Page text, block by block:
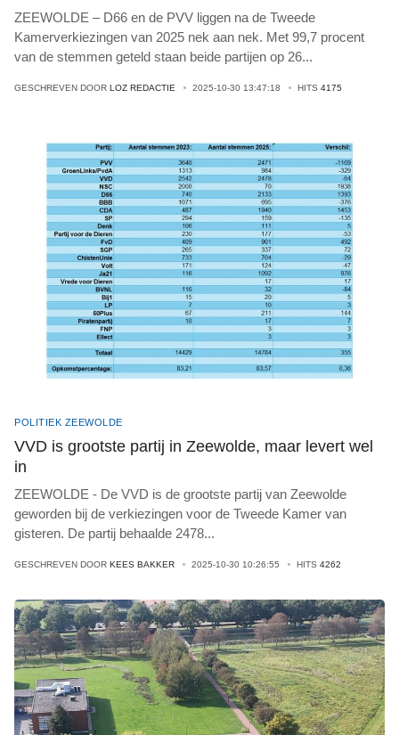
ZEEWOLDE – D66 en de PVV liggen na de Tweede
Kamerverkiezingen van 2025 nek aan nek. Met 99,7 procent
van de stemmen geteld staan beide partijen op 26...
GESCHREVEN DOOR LOZ REDACTIE 2025-10-30 13:47:18 HITS 4175
POLITIEK ZEEWOLDE
VVD is grootste partij in Zeewolde, maar levert wel
in
ZEEWOLDE - De VVD is de grootste partij van Zeewolde
geworden bij de verkiezingen voor de Tweede Kamer van
gisteren. De partij behaalde 2478...
GESCHREVEN DOOR KEES BAKKER 2025-10-30 10:26:55 HITS 4262